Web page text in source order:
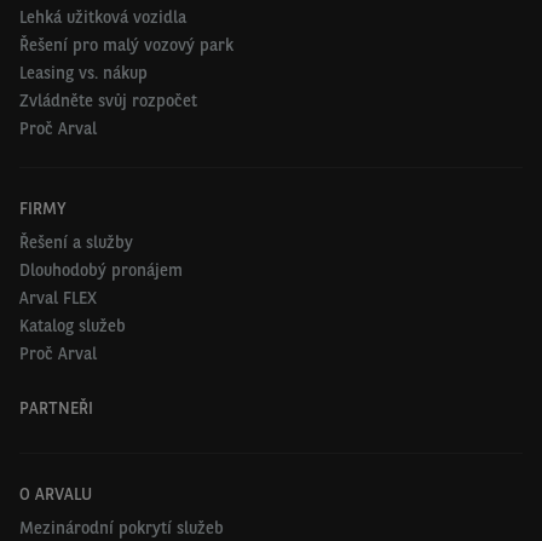
Lehká užitková vozidla
Řešení pro malý vozový park
Leasing vs. nákup
Zvládněte svůj rozpočet
Proč Arval
FIRMY
Řešení a služby
Dlouhodobý pronájem
Arval FLEX
Katalog služeb
Proč Arval
PARTNEŘI
O ARVALU
Mezinárodní pokrytí služeb